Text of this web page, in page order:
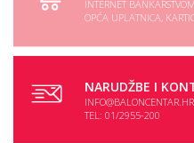
INTERNET
OPĆA UPLATNICA,
NARUDŽBE I
INFO@BALONCENTAR.HR
TEL: 01/2955-200